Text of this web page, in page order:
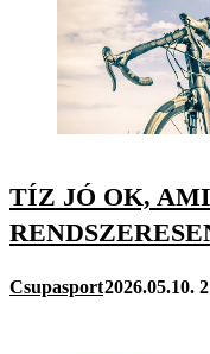
TÍZ JÓ OK,
Csupasport2026.05.10.